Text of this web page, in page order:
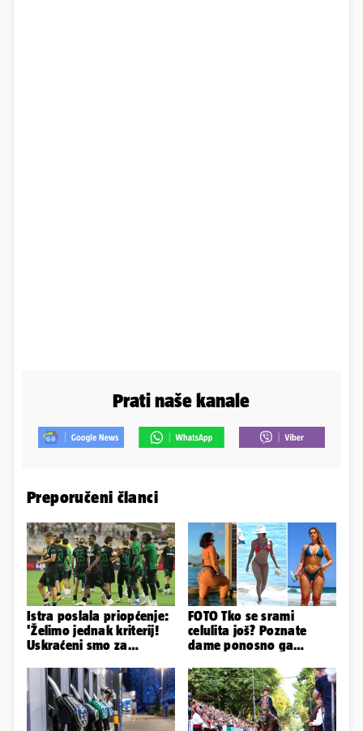
Prati naše kanale
Preporučeni članci
Istra poslala priopćenje:
'Želimo jednak kriterij!
Uskraćeni smo za
Poljudu'
FOTO Tko se srami
celulita još? Poznate
dame ponosno ga
obline